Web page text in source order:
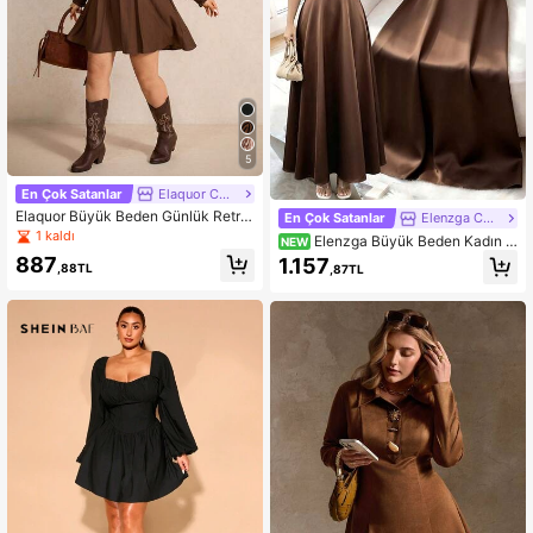
5
En Çok Satanlar Elaquor CURVE
Elaquor Büyük Beden Günlük Retro
Düz Renk Çentikli Yaka Elbise
1 kaldı
887 ,88TL
En Çok Satanlar Elenzga CURVE
NEW Elenzga Büyük Beden Kadın V
Yaka Dantel Yama Detaylı Günlük P
arti Elbisesi
1.157,87TL